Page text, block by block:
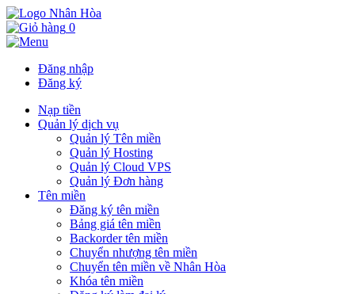
0
Đăng nhập
Đăng ký
Nạp tiền
Quản lý dịch vụ
Quản lý Tên miền
Quản lý Hosting
Quản lý Cloud VPS
Quản lý Đơn hàng
Tên miền
Đăng ký tên miền
Bảng giá tên miền
Backorder tên miền
Chuyển nhượng tên miền
Chuyển tên miền về Nhân Hòa
Khóa tên miền